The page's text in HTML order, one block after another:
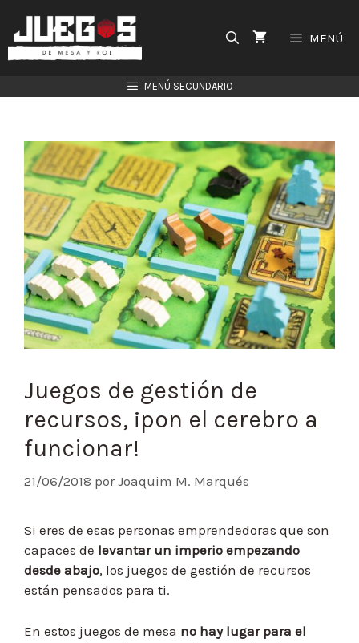
contenido
MENÚ
MENÚ SECUNDARIO
Juegos de gestión de
recursos, ¡pon el cerebro a
funcionar!
21/06/2018 porJoaquim M. Marqués
Si eres de esas personas emprendedoras que son
capaces de levantar un imperio empezando
desde abajo, los juegos de gestión de recursos
están pensados para ti.
En estos juegos de mesa no hay lugar para el